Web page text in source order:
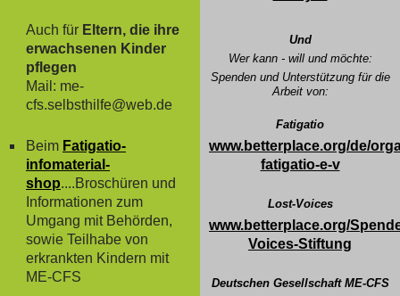
Auch für Eltern, die ihre
erwachsenen Kinder
pflegen
Mail: me-
cfs.selbsthilfe@web.de
Beim Fatigatio-
infomaterial-
shop....Broschüren und
Informationen zum
Umgang mit Behörden,
sowie Teilhabe von
erkrankten Kindern mit
ME-CFS
Und
Wer kann - will und möchte:
Spenden und Unterstützung für die
Arbeit von:
Fatigatio
www.betterplace.org/de/
fatigatio-e-v
Lost-Voices
www.betterplace.org/
Voices-Stiftung
Deutschen Gesellschaft ME-CFS